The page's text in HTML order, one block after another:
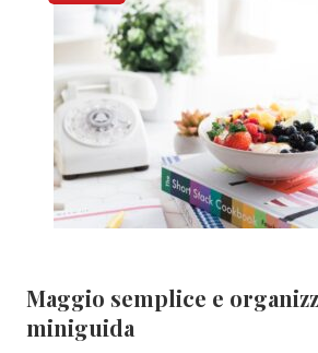
Maggio semplice e
miniguida